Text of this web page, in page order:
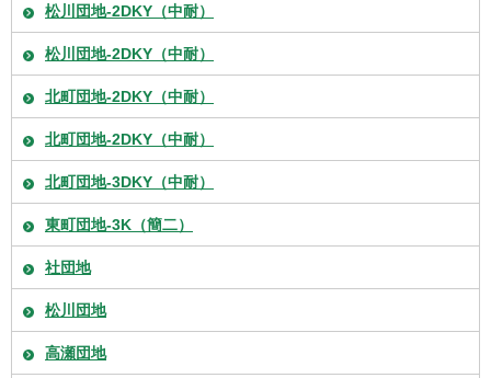
松川団地-2DKY（中耐）
松川団地-2DKY（中耐）
北町団地-2DKY（中耐）
北町団地-2DKY（中耐）
北町団地-3DKY（中耐）
東町団地-3K（簡二）
社団地
松川団地
高瀬団地